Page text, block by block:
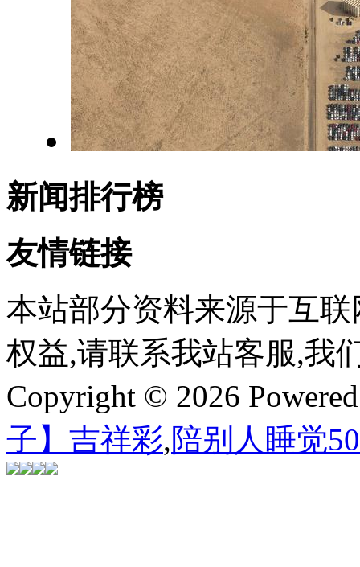
新闻排行榜
友情链接
本站部分资料来源于互
权益,请联系我站客服,我
Copyright © 2026
子】吉祥彩,陪别人睡觉